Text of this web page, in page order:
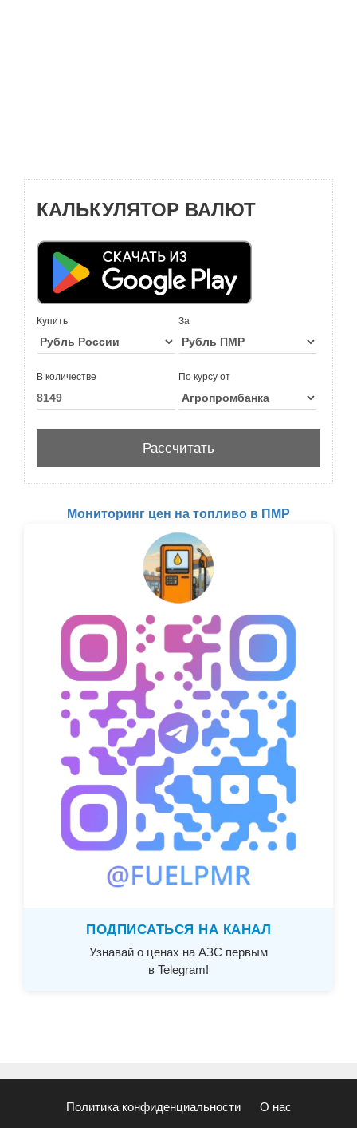
КАЛЬКУЛЯТОР ВАЛЮТ
Купить За
В количестве По курсу от
Мониторинг цен на топливо в ПМР
ПОДПИСАТЬСЯ НА КАНАЛ
Узнавай о ценах на АЗС первым
в Telegram!
Политика конфиденциальности О нас